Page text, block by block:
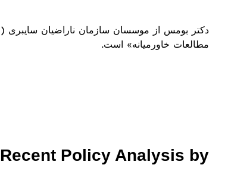
مطالعات خاورمیانه» است.
Recent Policy Analysis by بومس نیر